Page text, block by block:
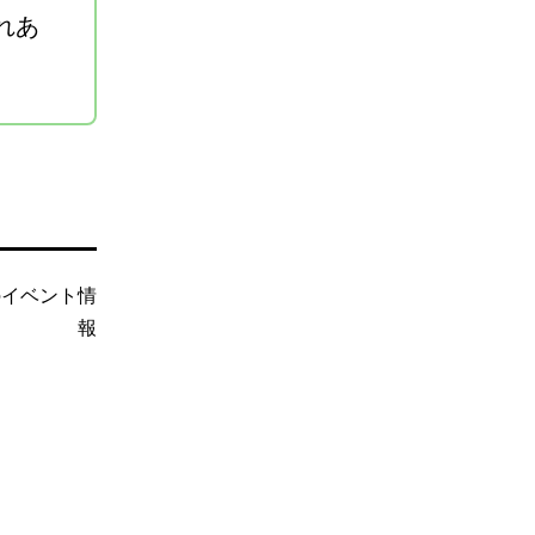
あ
ベント情
報